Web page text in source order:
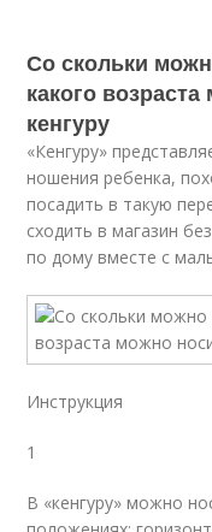
Со скольки
какого
кенгуру
«Кенгуру»
ношения ребенка,
посадить в такую
сходить в магазин
по дому вместе с
Инструкция
1
В «кенгуру» можно